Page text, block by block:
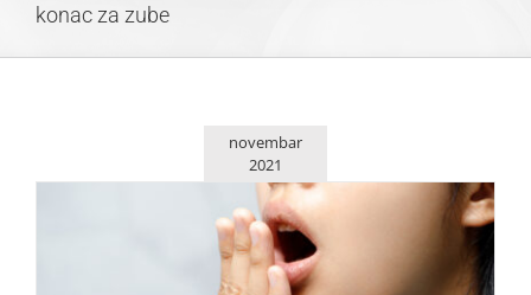
konac za zube
novembar
2021